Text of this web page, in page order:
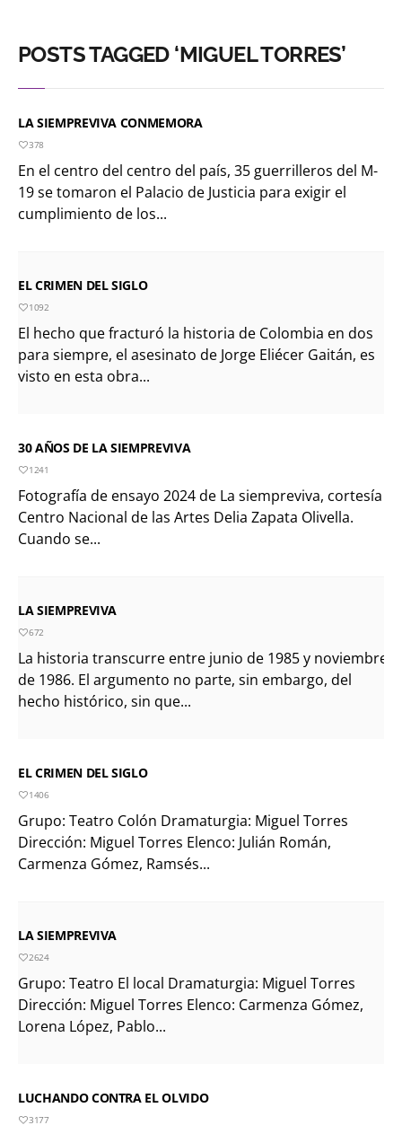
POSTS TAGGED ‘MIGUEL TORRES’
LA SIEMPREVIVA CONMEMORA
378
En el centro del centro del país, 35 guerrilleros del M-
19 se tomaron el Palacio de Justicia para exigir el
cumplimiento de los...
EL CRIMEN DEL SIGLO
1092
El hecho que fracturó la historia de Colombia en dos
para siempre, el asesinato de Jorge Eliécer Gaitán, es
visto en esta obra...
30 AÑOS DE LA SIEMPREVIVA
1241
Fotografía de ensayo 2024 de La siempreviva, cortesía
Centro Nacional de las Artes Delia Zapata Olivella.
Cuando se...
LA SIEMPREVIVA
672
La historia transcurre entre junio de 1985 y noviembre
de 1986. El argumento no parte, sin embargo, del
hecho histórico, sin que...
EL CRIMEN DEL SIGLO
1406
Grupo: Teatro Colón Dramaturgia: Miguel Torres
Dirección: Miguel Torres Elenco: Julián Román,
Carmenza Gómez, Ramsés...
LA SIEMPREVIVA
2624
Grupo: Teatro El local Dramaturgia: Miguel Torres
Dirección: Miguel Torres Elenco: Carmenza Gómez,
Lorena López, Pablo...
LUCHANDO CONTRA EL OLVIDO
3177